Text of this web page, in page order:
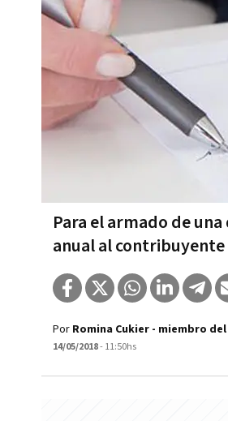
Para el armado de
anual al
Por Romina Cukier - miembro
14/05/2018- 11:50hs